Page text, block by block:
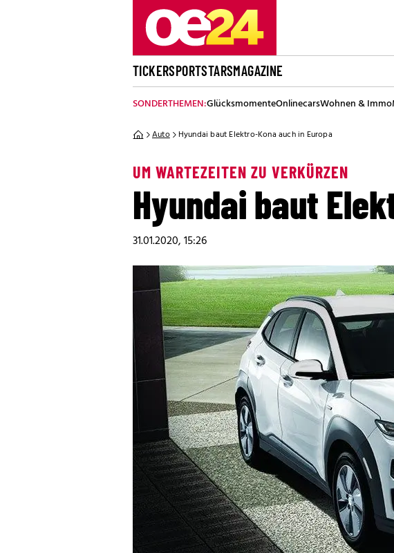
TICKERSPORTSTARSMAGAZINE
SONDERTHEMEN:GlücksmomenteOnlinecarsWohnen & Immo
Auto Hyundai baut Elektro-Kona auch in Europa
UM WARTEZEITEN ZU VERKÜRZEN
Hyundai baut
31.01.2020, 15:26